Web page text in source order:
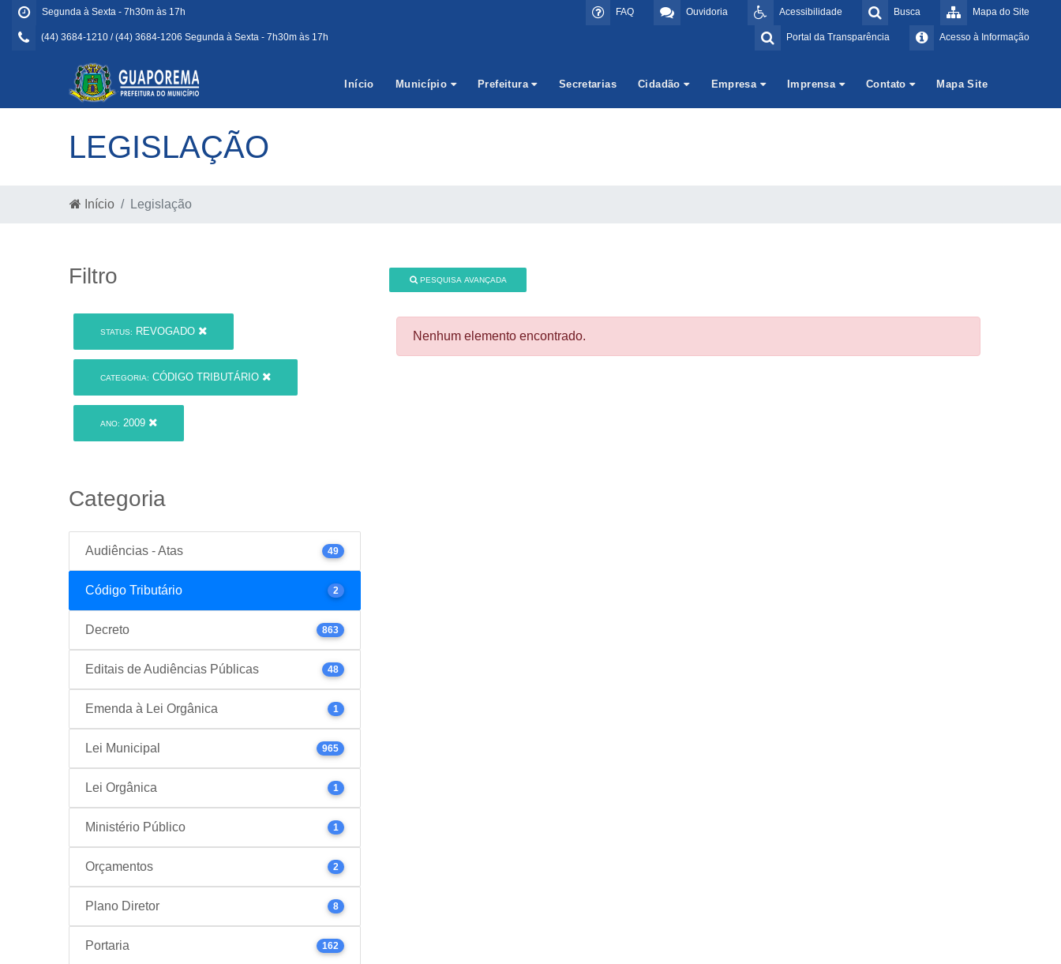
Segunda à Sexta - 7h30m às 17h
(44) 3684-1210 / (44) 3684-1206 Segunda à Sexta - 7h30m às 17h
Mapa do Site
Busca
Acessibilidade
Ouvidoria
FAQ
Acesso à Informação
Portal da Transparência
Início Município Prefeitura Secretarias Cidadão Empresa Imprensa Contato Mapa Site
LEGISLAÇÃO
Início Legislação
Filtro
STATUS: REVOGADO
CATEGORIA: CÓDIGO TRIBUTÁRIO
ANO: 2009
Categoria
Audiências - Atas 49
Código Tributário 2
Decreto 863
Editais de Audiências Públicas 48
Emenda à Lei Orgânica 1
Lei Municipal 965
Lei Orgânica 1
Ministério Público 1
Orçamentos 2
Plano Diretor 8
Portaria 162
PESQUISA AVANÇADA
Nenhum elemento encontrado.